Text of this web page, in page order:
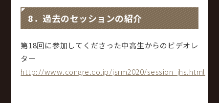
8．過去のセッションの紹介
第18回に参加してくださった中高生からのビデオレ
ター
http://www.congre.co.jp/jsrm2020/session_jhs.html